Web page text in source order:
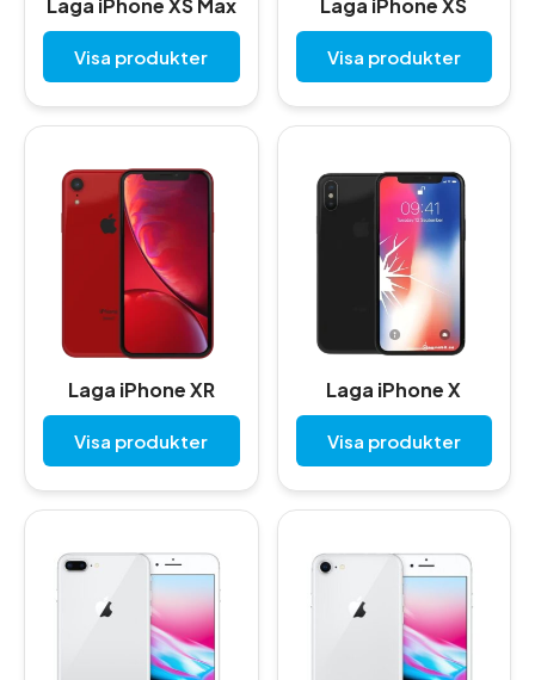
Laga iPhone XS Max
Visa produkter
Laga iPhone XS
Visa produkter
Laga iPhone XR
Visa produkter
Laga iPhone X
Visa produkter